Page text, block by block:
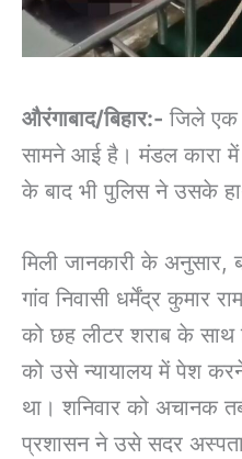
औरंगाबाद/बिहार:- जिले एक
सामने आई है। मंडल कारा में
के बाद भी पुलिस ने उसके
मिली जानकारी के अनुसार,
गांव निवासी धर्मेंद्र कुमार
को छह लीटर शराब के साथ
को उसे न्यायालय में पेश
था। शनिवार को अचानक
प्रशासन ने उसे सदर